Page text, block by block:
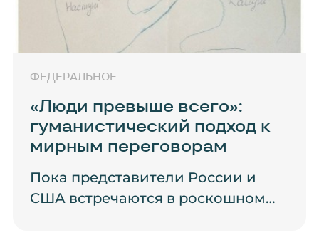
ФЕДЕРАЛЬНОЕ
«Люди превыше всего»:
гуманистический подход к
мирным переговорам
Пока представители России и
США встречаются в роскошном…